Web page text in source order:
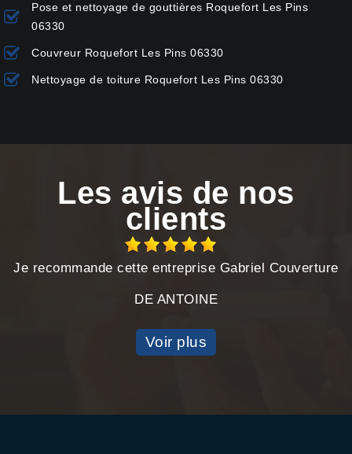
Pose et nettoyage de gouttières Roquefort Les Pins
06330
Couvreur Roquefort Les Pins 06330
Nettoyage de toiture Roquefort Les Pins 06330
Les avis de nos
clients
Je recommande cette entreprise Gabriel Couverture
DE ANTOINE
Voir plus